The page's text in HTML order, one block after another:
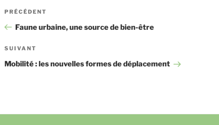
Navigation
l’article
Article
précédent
PRÉCÉDENT
Faune urbaine, une source de bien-être
Article
suivant
SUIVANT
Mobilité : les nouvelles formes de déplacement